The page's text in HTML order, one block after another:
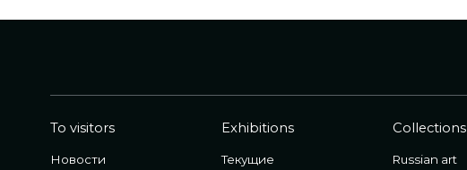
To visitors
Новости
Exhibitions
Текущие
Collections
Russian art